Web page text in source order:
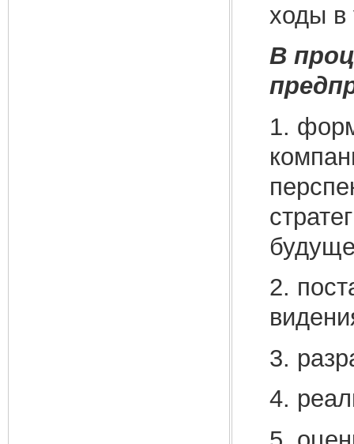
ходы в
В
1.
2.
3.
4.